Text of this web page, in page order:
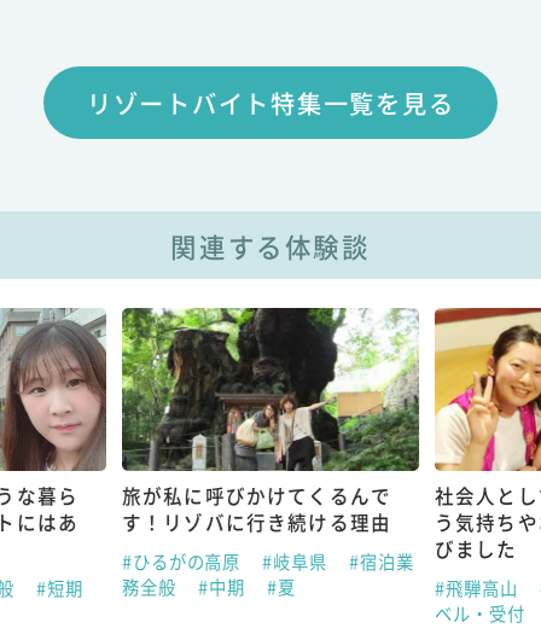
リゾートバイト特集一覧を見る
関連する体験談
な暮ら
にはあ
#短期
旅が私に呼びかけてくるんで
す！リゾバに行き続ける理由
#ひるがの高原 #岐阜県
#宿泊業
務全般
#中期 #夏
社会人と
う気持ち
びました
#飛騨高山
ベル・受付